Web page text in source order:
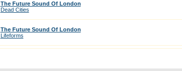
The Future Sound Of London
Dead Cities
The Future Sound Of London
Lifeforms